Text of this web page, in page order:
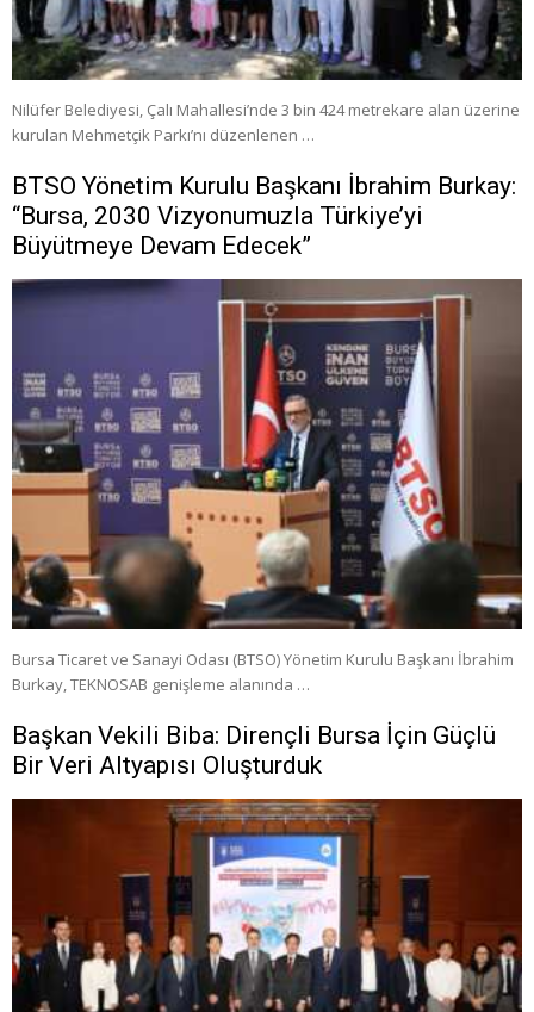
Nilüfer Belediyesi, Çalı Mahallesi’nde 3 bin 424 metrekare alan üzerine
kurulan Mehmetçik Parkı’nı düzenlenen …
BTSO Yönetim Kurulu Başkanı İbrahim Burkay:
“Bursa, 2030 Vizyonumuzla Türkiye’yi
Büyütmeye Devam Edecek”
Bursa Ticaret ve Sanayi Odası (BTSO) Yönetim Kurulu Başkanı İbrahim
Burkay, TEKNOSAB genişleme alanında …
Başkan Vekili Biba: Dirençli Bursa İçin Güçlü
Bir Veri Altyapısı Oluşturduk